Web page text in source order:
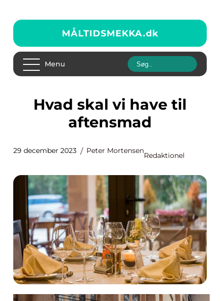
MÅLTIDSMEKKA.dk
Menu
Hvad skal vi have til
aftensmad
29 december 2023 Peter Mortensen
Redaktionel